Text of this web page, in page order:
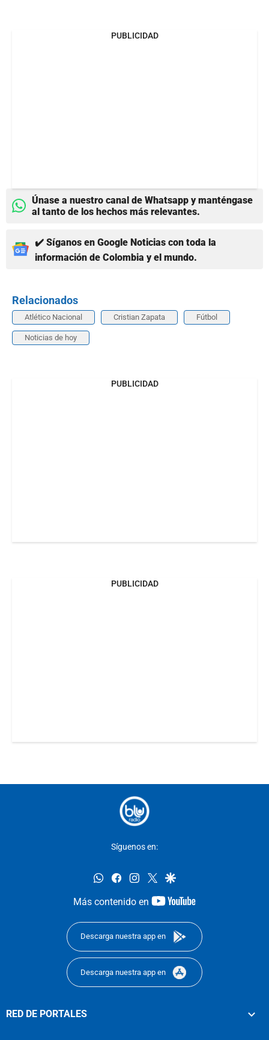
PUBLICIDAD
Únase a nuestro canal de Whatsapp y manténgase
al tanto de los hechos más relevantes.
✔️ Síganos en Google Noticias con toda la
información de Colombia y el mundo.
Relacionados
Atlético Nacional Cristian Zapata Fútbol
Noticias de hoy
PUBLICIDAD
PUBLICIDAD
Síguenos en:
whatsappfacebookinstagram
twittergoogle
Más contenido en
youtube-
Descarga nuestra app en
Descarga nuestra app en
RED DE PORTALES